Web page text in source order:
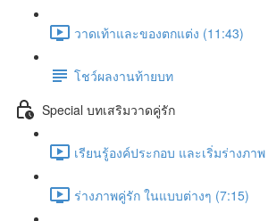
วาดเท้าและของตกแต่ง (11:43)
โชว์ผลงานท้ายบท
Special บทเสริมวาดคู่รัก
เรียนรู้องค์ประกอบ และเริ่มร่างภา
ร่างภาพคู่รัก ในแบบต่างๆ (7:15)